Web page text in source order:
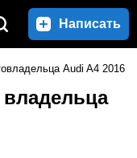
Написать
Audi A4 2016